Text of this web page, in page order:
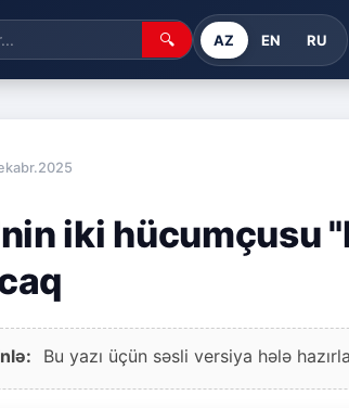
🔍 AZ EN RU
iki hücumçusu
Bu yazı üçün səsli versiya hələ